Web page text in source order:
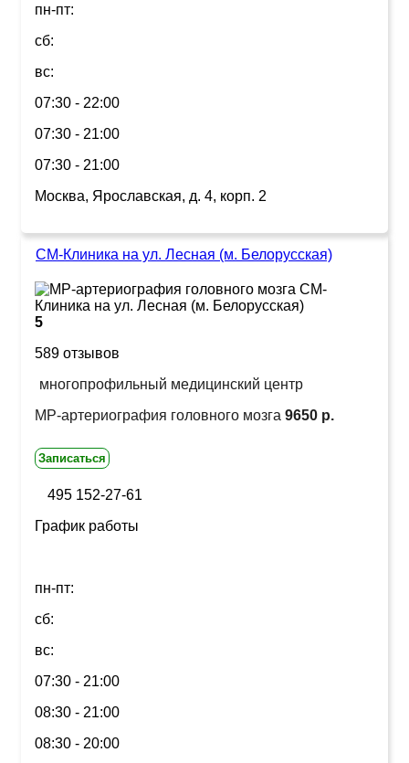
пн-пт:
сб:
вс:
07:30 - 22:00
07:30 - 21:00
07:30 - 21:00
Москва, Ярославская, д. 4, корп. 2
СМ-Клиника на ул. Лесная (м. Белорусская)
5
589 отзывов
многопрофильный медицинский центр
МР-артериография головного мозга 9650 р.
Записаться
495 152-27-61
График работы
пн-пт:
сб:
вс:
07:30 - 21:00
08:30 - 21:00
08:30 - 20:00